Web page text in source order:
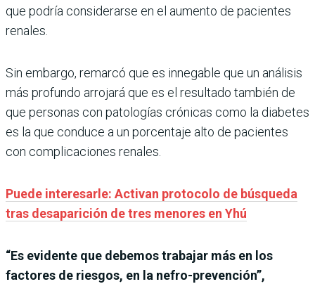
que podría considerarse en el aumento de pacientes
renales.
Sin embargo, remarcó que es innegable que un análisis
más profundo arrojará que es el resultado también de
que personas con patologías crónicas como la diabetes
es la que conduce a un porcentaje alto de pacientes
con complicaciones renales.
Puede interesarle: Activan protocolo de búsqueda
tras desaparición de tres menores en Yhú
“Es evidente que debemos trabajar más en los
factores de riesgos, en la nefro-prevención”,